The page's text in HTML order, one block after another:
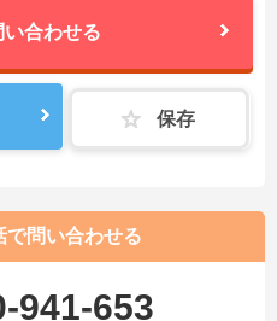
合わせる
保存
で問い合わせる
941-653